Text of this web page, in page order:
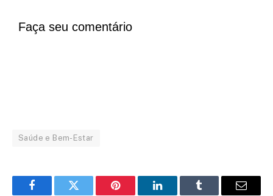
Faça seu comentário
Saúde e Bem-Estar